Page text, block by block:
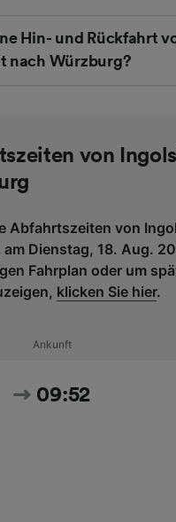
Hin- und Rückfahrt
nach Würzburg?
von
Abfahrtszeiten von
Dienstag, 18. Aug.
Fahrplan oder um
klicken Sie hier.
Ankunft
09:52